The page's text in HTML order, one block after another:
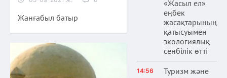
Жанғабыл батыр
«Жасыл ел»
еңбек
жасақтарының
қатысуымен
экологиялық
сенбілік өтті
14:56
Туризм және